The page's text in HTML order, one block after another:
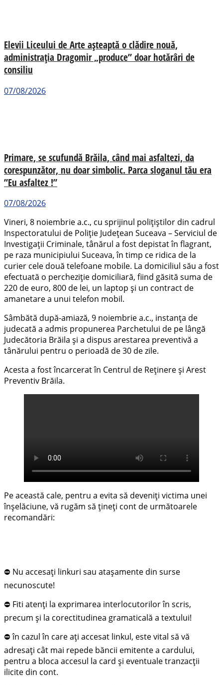
Elevii Liceului de Arte așteaptă o clădire nouă,
administrația Dragomir „produce” doar hotărâri de
consiliu
07/08/2026
Primare, se scufundă Brăila, când mai asfaltezi, da
corespunzător, nu doar simbolic. Parca sloganul tău era
”Eu asfaltez !”
07/08/2026
Vineri, 8 noiembrie a.c., cu sprijinul polițiștilor din cadrul
Inspectoratului de Poliție Județean Suceava – Serviciul de
Investigații Criminale, tânărul a fost depistat în flagrant,
pe raza municipiului Suceava, în timp ce ridica de la
curier cele două telefoane mobile. La domiciliul său a fost
efectuată o percheziție domiciliară, fiind găsită suma de
220 de euro, 800 de lei, un laptop și un contract de
amanetare a unui telefon mobil.
Sâmbătă după-amiază, 9 noiembrie a.c., instanța de
judecată a admis propunerea Parchetului de pe lângă
Judecătoria Brăila și a dispus arestarea preventivă a
tânărului pentru o perioadă de 30 de zile.
Acesta a fost încarcerat în Centrul de Reținere și Arest
Preventiv Brăila.
Pe această cale, pentru a evita să deveniți victima unei
înșelăciune, vă rugăm să țineți cont de următoarele
recomandări:
⛔ Nu accesați linkuri sau atașamente din surse
necunoscute!
⛔ Fiti atenți la exprimarea interlocutorilor în scris,
precum și la corectitudinea gramaticală a textului!
⛔ în cazul în care ați accesat linkul, este vital să vă
adresați cât mai repede băncii emitente a cardului,
pentru a bloca accesul la card și eventuale tranzacții
ilicite din cont.